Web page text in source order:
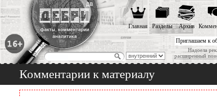
Приглашаем к
Надоела
расширенный
Главная Разделы Архив
Комментарии к материалу